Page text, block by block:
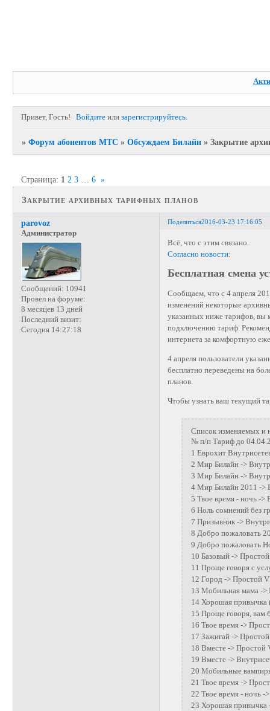
Привет, Гость! Войдите илизарегистрируйтесь.
»Форум абонентов МТС »Обсуждаем Билайн »Закрытие
Закрытие архивных тарифных планов
Страница: 1 2 3 6 »
Поделиться2016-03-23 17:16:05
parovoz
Администратор
Сообщений: 10941
Провел на форуме:
8 месяцев 13 дней
Последний визит:
Сегодня 14:27:18
Всё, что с этим связано.
Согласно новости:
Бесплатная смена
Сообщаем, что с 4 апреля
изменений некоторые
указанных ниже тарифов, вы
подключению тариф.
интернета за комфортную
4 апреля пользователи
бесплатно переведены на
планов.
Чтобы узнать ваш текущий
Список изменяемых и
№ п/п Тариф до
1 Еврохит
2 Мир Билайн ->
3 Мир Билайн ->
4 Мир Билайн 2011 ->
5 Твое время - ночь ->
6 Ноль сомнений без
7 Призывник ->
8 Добро пожаловать
9 Добро пожаловать
10 Базовый ->
11 Проще говоря с
12 Город -> Простой
13 Мобильная мама ->
14 Хорошая привычка
15 Проще говоря, вам
16 Твое время ->
17 Зажигай ->
18 Вместе -> Простой
19 Вместе ->
20 Мобильные
21 Твое время ->
22 Твое время - ночь -
23 Хорошая привычка